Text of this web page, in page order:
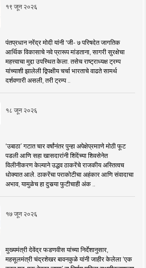
१९ जून २०२६
पंतप्रधान नरेंद्र मोदी यांनी 'जी- ७ परिषदेत जागतिक
आर्थिक विकासाचे नवे प्रारूप मांडताना, सागरी सुरक्षेचा
महत्त्वाचा मुद्दा उपस्थित केला. तसेच राष्ट्राध्यक्ष ट्रम्प
यांच्याशी झालेली द्विपक्षीय चर्चा भारताचे वाढते सामर्थ
दर्शवणारी असली, तरी ट्रम्प ..
१८ जून २०२६
‘उबाठा’ गटात चार वर्षांनंतर पुन्हा अपेक्षेप्रमााणे मोठी फूट
पडली आणि सहा खासदारांनी शिंदेंच्या शिवसेनेत
विलीनीकरण केल्याने उद्धव ठाकरेंचे राजकीय अस्तित्वच
धोक्यात आले. ठाकरेंचा पराकोटीचा अहंकार आणि संवादाचा
अभाव, यामुळेच हा दुसर्‍या फुटीचाही अंक ..
१७ जून २०२६
मुख्यमंत्री देवेंद्र फडणवीस यांच्या निर्देशानुसार,
महसूलमंत्री चंद्रशेखर बावनकुळे यांनी जाहीर केलेला ‘एक